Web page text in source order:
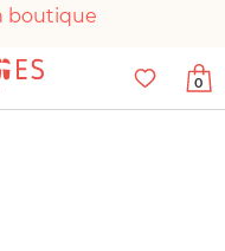
boutique
parfait état
0